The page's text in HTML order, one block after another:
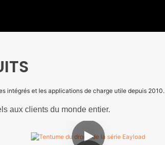
intégrés et les applications de charge utile depuis 2010.
aux clients du monde entier.